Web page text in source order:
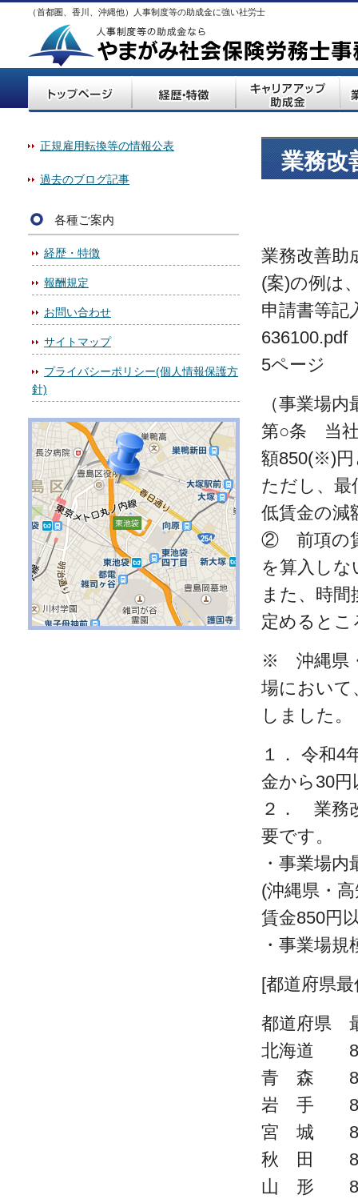
（首都圏、香川、沖縄他）人事制度等の助成金に強い社労士
業務改
業務改善助
(案)の例は
申請書等記
636100.pdf
5ページ
（事業場
第○条 当社
額850(※)円
ただし、最
低賃金の減
② 前項の賃
を算入しな
また、時間
定めると
※ 沖縄県・
場において
しました。
１． 令和4
金から30
２． 業務
要です。
・事業場
(沖縄県・
賃金850円
・事業場
[都道府県
都道府県
北海道
青 森
岩 手
宮 城
秋 田
山 形
正規雇用転換等の情報公表
過去のブログ記事
各種ご案内
経歴・特徴
報酬規定
お問い合わせ
サイトマップ
プライバシーポリシー(個人情報保護方
針)